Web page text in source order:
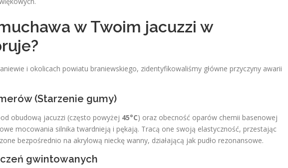
w Twoim jacuzzi w
i okolicach powiatu braniewskiego, zidentyfikowaliśmy główne przyczyny awarii
(Starzenie gumy)
obudową jacuzzi (często powyżej 45°C) oraz obecność oparów chemii basenowej
mocowania silnika twardnieją i pękają. Tracą one swoją elastyczność, przestając
bezpośrednio na akrylową nieckę wanny, działającą jak pudło rezonansowe.
gwintowanych